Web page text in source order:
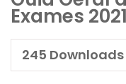
Exames 2021
245 Downloads